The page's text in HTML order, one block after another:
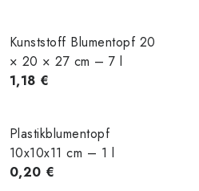
Kunststoff Blumentopf 20
× 20 × 27 cm – 7 l
1,18 €
Plastikblumentopf
10x10x11 cm – 1 l
0,20 €